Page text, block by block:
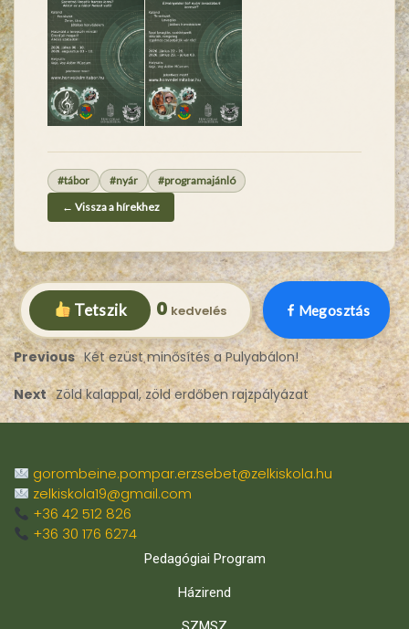
#tábor #nyár
#programajánló
← Vissza a hírekhez
Tetszik 0 Megosztás
Previous Két ezüst minősítés a Pulyabálon!
Next Zöld kalappal, zöld erdőben rajzpályázat
gorombeine.pompar.erzsebet@zelkiskola.hu
zelkiskola19@gmail.com
+36 42 512 826
+36 30 176 6274
Pedagógiai Program
Házirend